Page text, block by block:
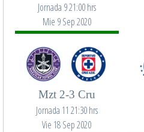
Jornada 9 21:00 hrs
Mie 9 Sep 2020
Mzt 2-3 Cru
Jornada 11 21:30 hrs
Vie 18 Sep 2020